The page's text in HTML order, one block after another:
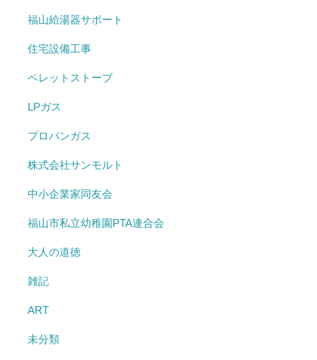
福山給湯器サポート
住宅設備工事
ペレットストーブ
LPガス
プロパンガス
株式会社サンモルト
中小企業家同友会
福山市私立幼稚園PTA連合会
大人の道徳
雑記
ART
未分類